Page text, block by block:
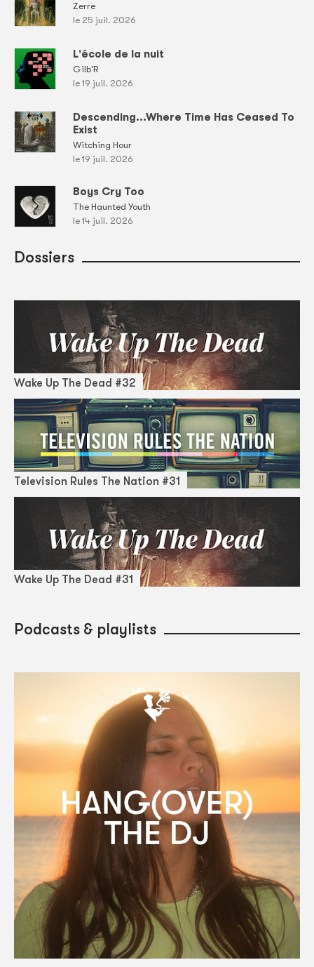
Zerre
le 25 juil. 2026
L'école de la nuit
Gilb'R
le 19 juil. 2026
Descending...Where Time Has Ceased To
Exist
Witching Hour
le 19 juil. 2026
Boys Cry Too
The Haunted Youth
le 14 juil. 2026
Dossiers
Wake Up The Dead #32
Television Rules The Nation #31
Wake Up The Dead #31
Podcasts & playlists